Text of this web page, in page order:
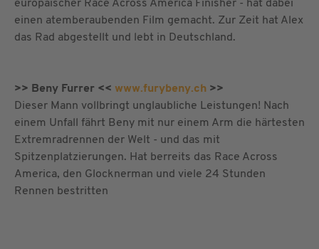
europäischer Race Across America Finisher - hat dabei
einen atemberaubenden Film gemacht. Zur Zeit hat Alex
das Rad abgestellt und lebt in Deutschland.
>> Beny Furrer << www.furybeny.ch >>
Dieser Mann vollbringt unglaubliche Leistungen! Nach
einem Unfall fährt Beny mit nur einem Arm die härtesten
Extremradrennen der Welt - und das mit
Spitzenplatzierungen. Hat berreits das Race Across
America, den Glocknerman und viele 24 Stunden
Rennen bestritten